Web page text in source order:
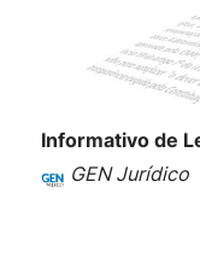
Informativo de
GEN Jurídico